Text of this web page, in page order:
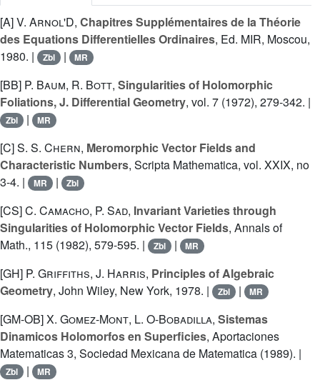
[A]V. Arnol'D, Chapitres Supplémentaires de la Théorie
des Equations Differentielles Ordinaires, Ed. MIR, Moscou,
1980. |
Zbl | MR
[BB] P. Baum, R. Bott, Singularities of Holomorphic
Foliations, J. Differential Geometry, vol. 7 (1972), 279-342. |
Zbl | MR
[C]S. S. Chern, Meromorphic Vector Fields and
Characteristic Numbers, Scripta Mathematica, vol. XXIX, no
3-4. |
MR | Zbl
[CS]C. Camacho, P. Sad, Invariant Varieties through
Singularities of Holomorphic Vector Fields, Annals of
Math., 115 (1982), 579-595. |
Zbl | MR
[GH] P. Griffiths, J. Harris, Principles of Algebraic
Geometry, John Wiley, New York, 1978. | Zbl | MR
[GM-OB]X. Gomez-Mont, L. O-Bobadilla, Sistemas
Dinamicos Holomorfos en Superficies, Aportaciones
Matematicas 3, Sociedad Mexicana de Matematica (1989). |
Zbl | MR